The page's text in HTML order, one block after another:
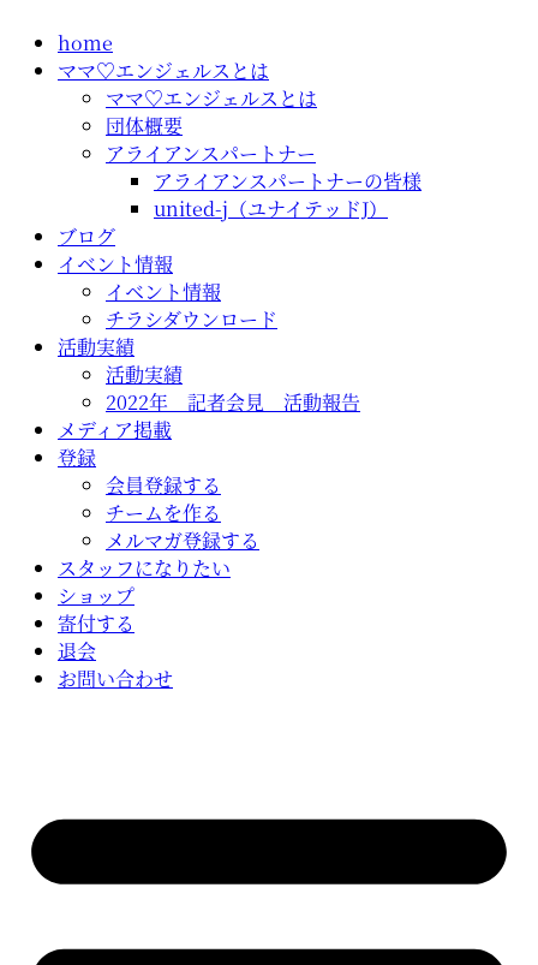
home
ママ♡エンジェルスとは
ママ♡エンジェルスとは
団体概要
アライアンスパートナー
アライアンスパートナーの皆様
united-j（ユナイテッドJ）
ブログ
イベント情報
イベント情報
チラシダウンロード
活動実績
活動実績
2022年 記者会見 活動報告
メディア掲載
登録
会員登録する
チームを作る
メルマガ登録する
スタッフになりたい
ショップ
寄付する
退会
お問い合わせ